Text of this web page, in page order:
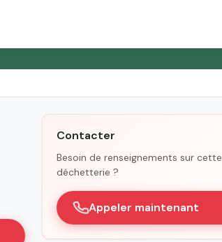
Contacter
Besoin de renseignements sur cette
déchetterie ?
Appeler maintenant